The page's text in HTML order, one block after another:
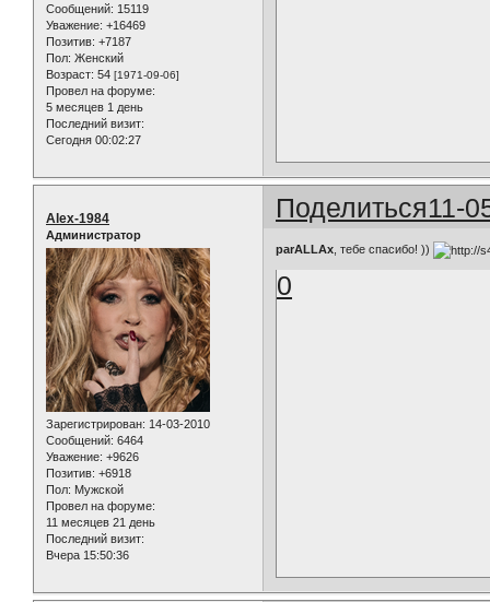
Сообщений: 15119
Уважение: +16469
Позитив: +7187
Пол: Женский
Возраст: 54 [1971-09-06]
Провел на форуме:
5 месяцев 1 день
Последний визит:
Сегодня 00:02:27
Поделиться11-
Alex-1984
Администратор
Зарегистрирован: 14-03-2010
Сообщений: 6464
Уважение: +9626
Позитив: +6918
Пол: Мужской
Провел на форуме:
11 месяцев 21 день
Последний визит:
Вчера 15:50:36
parALLAx , тебе спасибо! ))
0